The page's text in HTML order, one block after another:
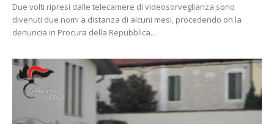
Due volti ripresi dalle telecamere di videosorveglianza sono
divenuti due nomi a distanza di alcuni mesi, procedendo on la
denuncia in Procura della Repubblica...